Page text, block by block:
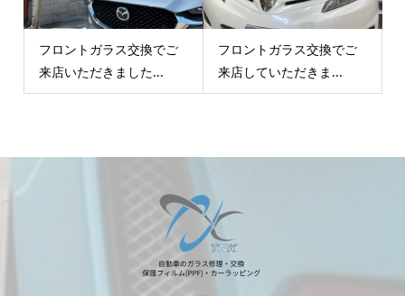
フロントガラス交換でご
来店いただきました...
フロントガラス交換でご
来店していただきま...